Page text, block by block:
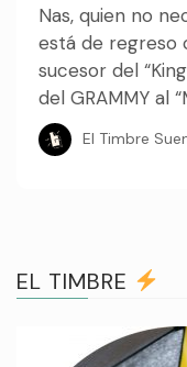
Nas, quien no
está de regreso
sucesor del
del GRAMMY al
El Timbre
EL TIMBRE